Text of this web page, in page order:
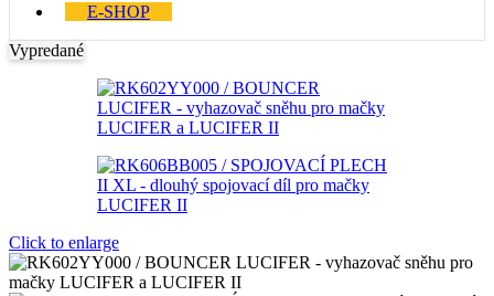
E-SHOP
Vypredané
Click to enlarge